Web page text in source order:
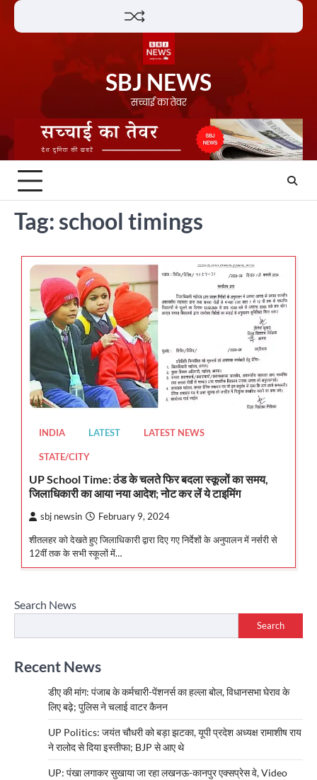
Skip
SBJ NEWS
सच्चाई का तेवर
Tag:school timings
INDIA LATEST LATEST NEWS
STATE/CITY
UP School Time: ठंड के चलते फिर बदला स्कूलों का समय,
जिलाधिकारी का आया नया आदेश; नोट कर लें ये टाइमिंग
sbj newsin February 9, 2024
शीतलहर को देखते हुए जिलाधिकारी द्वारा दिए गए निर्देशों के अनुपालन में नर्सरी से
12वीं तक के सभी स्कूलों में…
Search News
Search
Recent News
डीए की मांग: पंजाब के कर्मचारी-पेंशनर्स का हल्ला बोल, विधानसभा घेराव के
लिए बढ़े; पुलिस ने चलाई वाटर कैनन
UP Politics: जयंत चौधरी को बड़ा झटका, यूपी प्रदेश अध्यक्ष रामाशीष राय
ने रालोद से दिया इस्तीफा; BJP से आए थे
UP: पंखा लगाकर सुखाया जा रहा लखनऊ-कानपुर एक्सप्रेस वे, Video